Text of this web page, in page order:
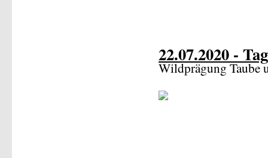
22.07.2020 -
Wildprägung Taube